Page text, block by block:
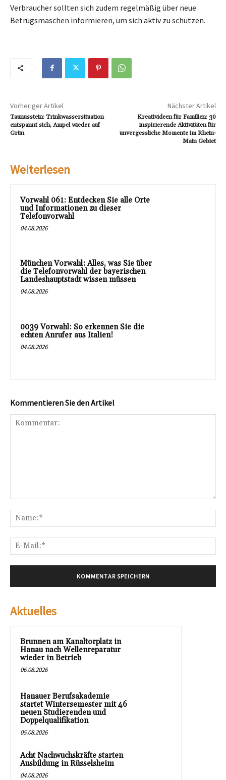
Verbraucher sollten sich zudem regelmäßig über neue
Betrugsmaschen informieren, um sich aktiv zu schützen.
Vorheriger Artikel
Taunusstein: Trinkwassersituation
entspannt sich, Ampel wieder auf
Grün
Nächster Artikel
Kreativideen für Familien: 30
inspirierende Aktivitäten für
unvergessliche Momente im Rhein-
Main Gebiet
Weiterlesen
Vorwahl 061: Entdecken Sie alle Orte
und Informationen zu dieser
Telefonvorwahl
04.08.2026
München Vorwahl: Alles, was Sie über
die Telefonvorwahl der bayerischen
Landeshauptstadt wissen müssen
04.08.2026
0039 Vorwahl: So erkennen Sie die
echten Anrufer aus Italien!
04.08.2026
Kommentieren Sie den Artikel
Aktuelles
Brunnen am Kanaltorplatz in
Hanau nach Wellenreparatur
wieder in Betrieb
06.08.2026
Hanauer Berufsakademie
startet Wintersemester mit 46
neuen Studierenden und
Doppelqualifikation
05.08.2026
Acht Nachwuchskräfte starten
Ausbildung in Rüsselsheim
04.08.2026